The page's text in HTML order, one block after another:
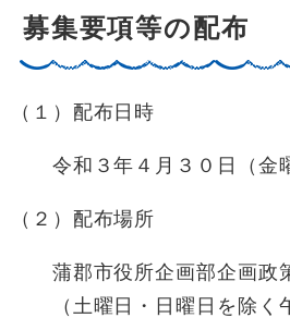
募集要項等の配布
（１）配布日時
令和３年４月３０日（金曜
（２）配布場所
蒲郡市役所企画部企画政策
（土曜日・日曜日を除く午